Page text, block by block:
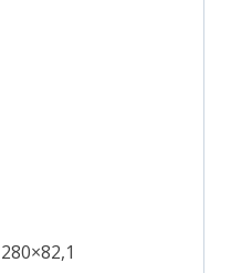
280×82,1